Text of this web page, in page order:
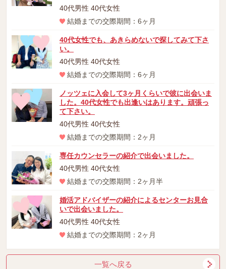
40代男性 40代女性
結婚までの交際期間：6ヶ月
40代女性でも、あきらめないで探してみて下さ
い。
40代男性 40代女性
結婚までの交際期間：6ヶ月
ノッツェに入会して3ヶ月くらいで彼に出会いま
した。40代女性でも出逢いはあります。頑張っ
て下さい。
40代男性 40代女性
結婚までの交際期間：2ヶ月
専任カウンセラーの紹介で出会いました。
40代男性 40代女性
結婚までの交際期間：2ヶ月半
婚活アドバイザーの紹介によるセンターお見合
いで出会いました。
40代男性 40代女性
結婚までの交際期間：2ヶ月
一覧へ戻る